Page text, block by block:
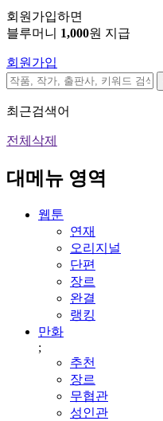
회원가입하면
블루머니 1,000원 지급
회원가입
최근검색어
전체삭제
대메뉴 영역
웹툰
연재
오리지널
단편
장르
완결
랭킹
만화
;
추천
장르
무협관
성인관